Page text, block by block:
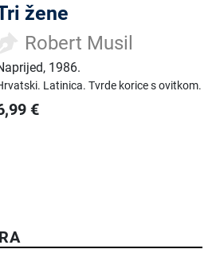
žene
Robert Musil
, 1986.
Latinica.Tvrde korice s ovitkom.
€